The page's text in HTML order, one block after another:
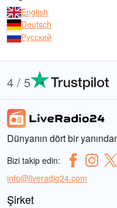
English
Deutsch
Русский
4 / 5
Dünyanın dört bir
Bizi takip edin:
info@liveradio24.com
Şirket